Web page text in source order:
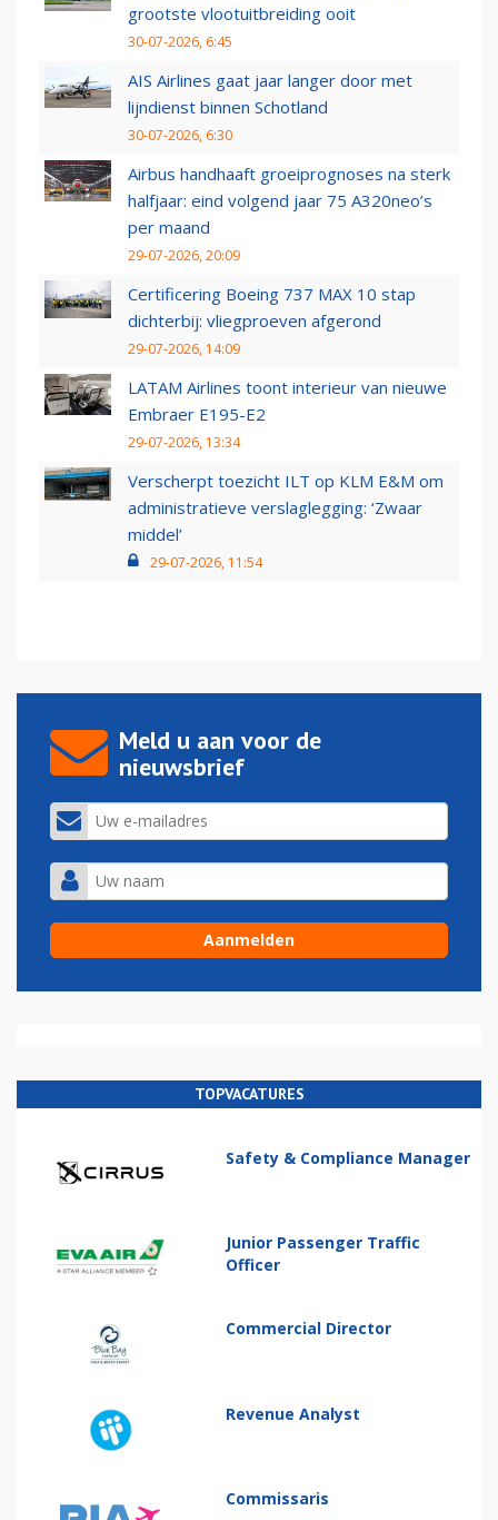
grootste vlootuitbreiding ooit
30-07-2026, 6:45
AIS Airlines gaat jaar langer door met
lijndienst binnen Schotland
30-07-2026, 6:30
Airbus handhaaft groeiprognoses na sterk
halfjaar: eind volgend jaar 75 A320neo’s
per maand
29-07-2026, 20:09
Certificering Boeing 737 MAX 10 stap
dichterbij: vliegproeven afgerond
29-07-2026, 14:09
LATAM Airlines toont interieur van nieuwe
Embraer E195-E2
29-07-2026, 13:34
Verscherpt toezicht ILT op KLM E&M om
administratieve verslaglegging: ‘Zwaar
middel’
29-07-2026, 11:54
Meld u aan voor de
nieuwsbrief
TOPVACATURES
Safety & Compliance Manager
Junior Passenger Traffic
Officer
Commercial Director
Revenue Analyst
Commissaris